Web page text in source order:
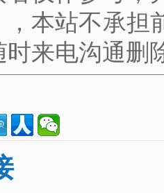
，本站不承担
时来电沟通删